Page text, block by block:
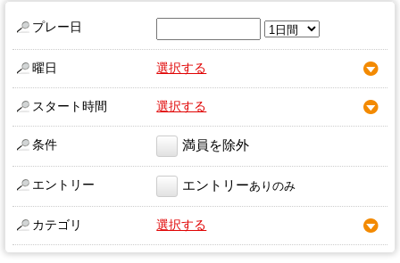
プレー日
曜日 選択する
スタート時間 選択する
条件 満員を除外
エントリー エントリーありのみ
カテゴリ 選択する